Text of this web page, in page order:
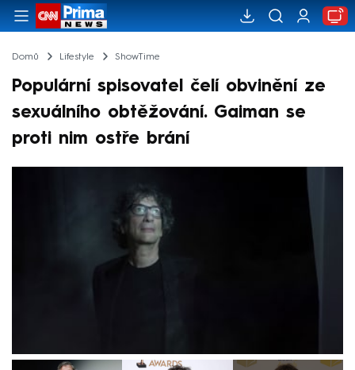
Domů Lifestyle ShowTime
Populární spisovatel čelí obvinění ze
sexuálního obtěžování. Gaiman se
proti nim ostře brání